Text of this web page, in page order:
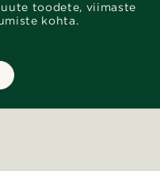
uute toodete, viimaste
kohta.